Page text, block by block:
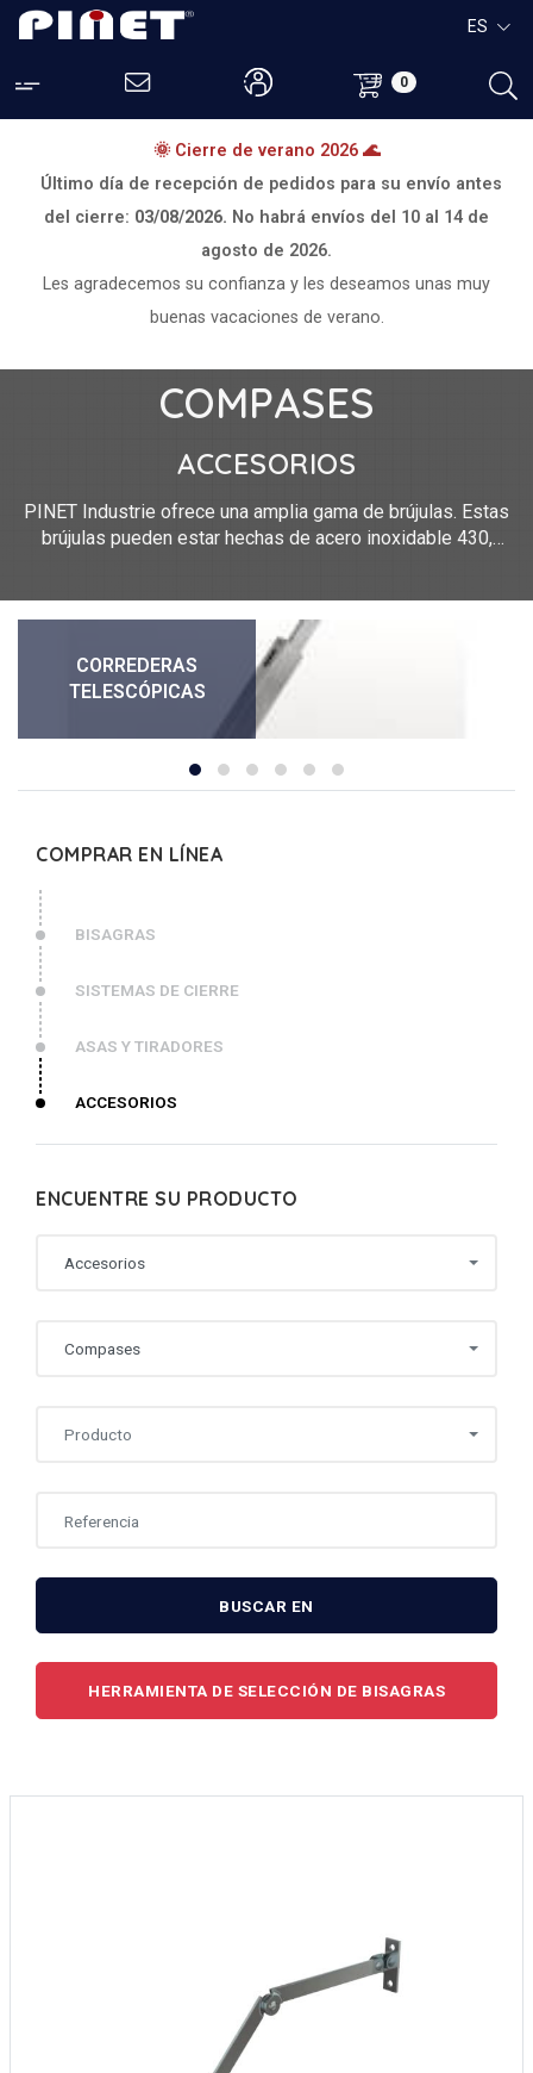
0
ES
🌞 Cierre de verano 2026 🌊
Último día de recepción de pedidos para su envío antes
del cierre: 03/08/2026. No habrá envíos del 10 al 14 de
agosto de 2026.
Les agradecemos su confianza y les deseamos unas muy
buenas vacaciones de verano.
COMPASES
ACCESORIOS
PINET Industrie ofrece una amplia gama de brújulas. Estas
brújulas pueden estar hechas de acero inoxidable 430,
CORREDERAS
TELESCÓPICAS
COMPRAR EN LÍNEA
BISAGRAS
SISTEMAS DE CIERRE
ASAS Y TIRADORES
ACCESORIOS
ENCUENTRE SU PRODUCTO
Accesorios
Compases
Producto
BUSCAR EN
HERRAMIENTA DE SELECCIÓN DE BISAGRAS